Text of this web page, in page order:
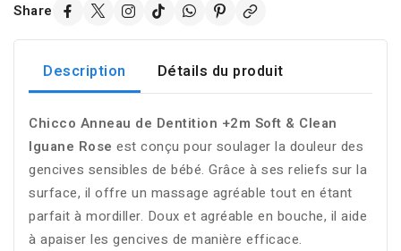
Share
Description Détails du produit
Chicco Anneau de Dentition +2m Soft & Clean
Iguane Rose est conçu pour soulager la douleur des
gencives sensibles de bébé. Grâce à ses reliefs sur la
surface, il offre un massage agréable tout en étant
parfait à mordiller. Doux et agréable en bouche, il aide
à apaiser les gencives de manière efficace.